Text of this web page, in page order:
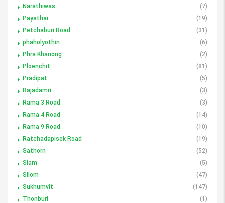
Narathiwas
(7)
Payathai
(19)
Petchaburi Road
(31)
phaholyothin
(6)
Phra Khanong
(2)
Ploenchit
(81)
Pradipat
(5)
Rajadamri
(3)
Rama 3 Road
(3)
Rama 4 Road
(14)
Rama 9 Road
(10)
Ratchadapisek Road
(19)
Sathorn
(52)
Siam
(5)
Silom
(47)
Sukhumvit
(147)
Thonburi
(1)